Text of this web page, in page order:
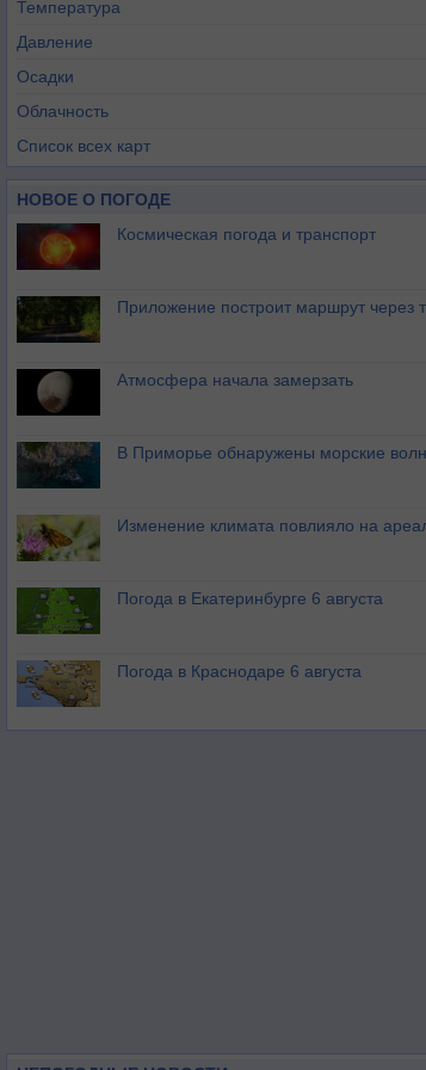
Температура
Давление
Осадки
Облачность
Список всех карт
НОВОЕ О ПОГОДЕ
Космическая погода и транспорт
Приложение построит маршрут через
Атмосфера начала замерзать
В Приморье обнаружены морские
Изменение климата повлияло на
Погода в Екатеринбурге 6 августа
Погода в Краснодаре 6 августа